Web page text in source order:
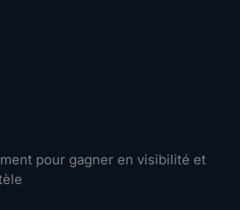
pour gagner en visibilité et